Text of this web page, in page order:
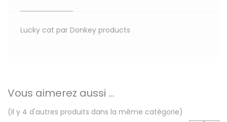
Lucky cat par Donkey products
Vous aimerez aussi ...
(Il y 4 d'autres produits dans la même catégorie)